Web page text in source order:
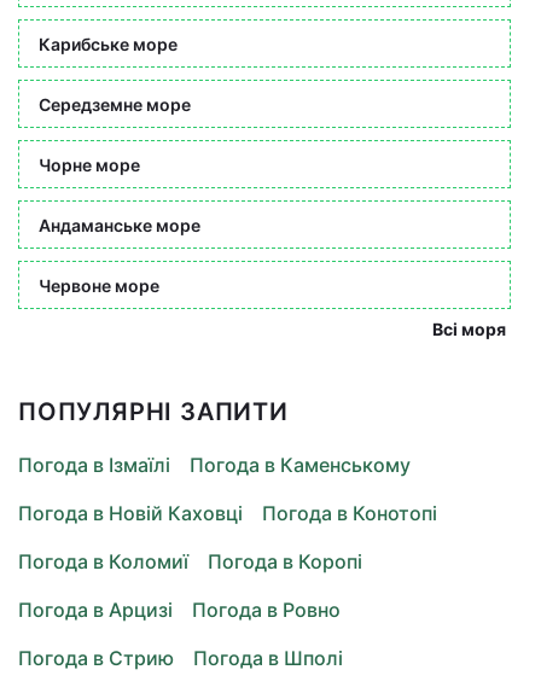
Карибське море
Середземне море
Чорне море
Андаманське море
Червоне море
Всі моря
ПОПУЛЯРНІ ЗАПИТИ
Погода в Ізмаїлі
Погода в Каменському
Погода в Новій Каховці
Погода в Конотопі
Погода в Коломиї
Погода в Коропі
Погода в Арцизі
Погода в Ровно
Погода в Стрию
Погода в Шполі